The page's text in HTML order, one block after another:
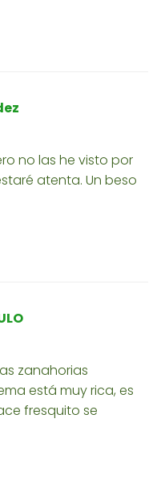
no las he visto por
atenta. Un beso
zanahorias
está muy rica, es
fresquito se